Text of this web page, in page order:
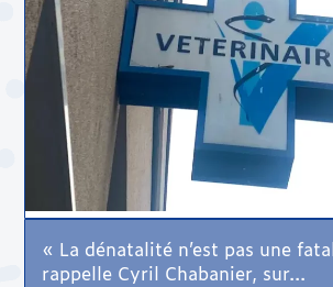
« La dénatalité n’est pas une
rappelle Cyril Chabanier, sur...